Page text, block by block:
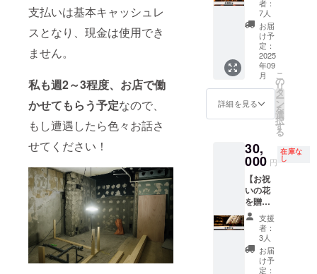
支払いは基本キャッシュレ
スとなり、現金は使用でき
ません。
私も週2～3程度、お店で働
かせてもらう予定なので、
もし遭遇したら色々お話さ
せてください！
※90分以
上の場
合は自
動延長
で1時間
2000円
かかり
ます ※
来店時
支援ID
を店員
にご提
示くだ
さい。
※有効期
限は
2025年
9月～
2026年
8月で
再販分
当店の
オープ
ン祝い
で遠隔
でシャ
ンパン
を振る
舞うこ
とがで
きま
お祝い
の1本で
す。皆
で開け
た際は
その様
子を写
真とお
礼を添
えてお
返しし
ます ※
者：
7人
お届
け予
定：
2025
年09
月
詳細を見る
こ
の
リ
タ
ー
ン
を
選
択
す
る
30,
000 円
在庫な
し
【お祝
いの花
を贈れ
る権】
当店の
オープ
ン祝い
にお花
を贈れ
支援
者：
3人
お届
け予
定：